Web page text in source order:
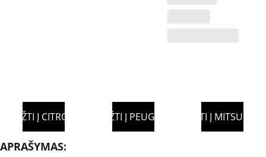
APRAŠYMAS:
GRĮŽTI Į PEUGEOT GRĮŽTI Į MITSUBISHI
GRĮŽTI Į CITROEN